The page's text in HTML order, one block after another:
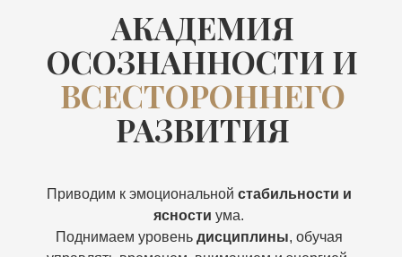
Приводим к эмоциональной стабильности и
ясности ума.
Поднимаем уровень дисциплины, обучая
АКАДЕМИЯ
ОСОЗНАННОСТИ И
ВСЕСТОРОННЕГО
РАЗВИТИЯ